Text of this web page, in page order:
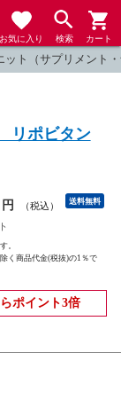
お気に入り 検索 カート
ット（サプリメント
リポビタン
円 （税込） 送料無料
。
く商品代金(税抜)の1％で
ポイント3倍